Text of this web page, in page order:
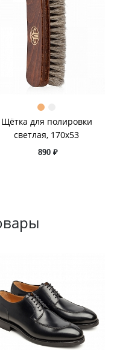
Щётка для полировки
светлая, 170х53
890 ₽